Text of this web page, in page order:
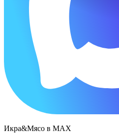
Икра&Мясо в МАХ